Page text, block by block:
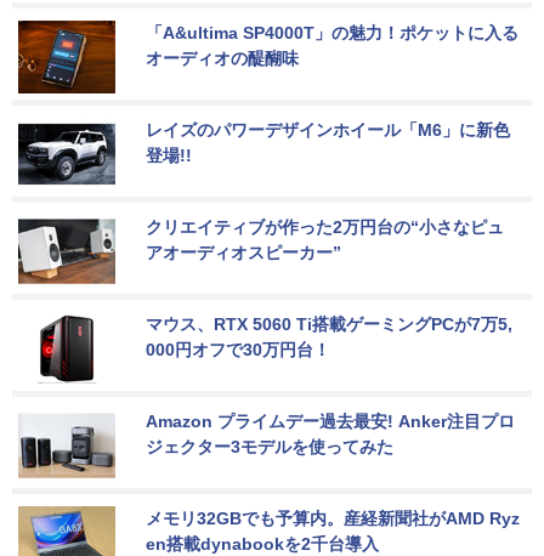
「A&ultima SP4000T」の魅力！ポケットに入る
オーディオの醍醐味
レイズのパワーデザインホイール「M6」に新色
登場!!
クリエイティブが作った2万円台の“小さなピュ
アオーディオスピーカー”
マウス、RTX 5060 Ti搭載ゲーミングPCが7万5,
000円オフで30万円台！
Amazon プライムデー過去最安! Anker注目プロ
ジェクター3モデルを使ってみた
メモリ32GBでも予算内。産経新聞社がAMD Ryz
en搭載dynabookを2千台導入